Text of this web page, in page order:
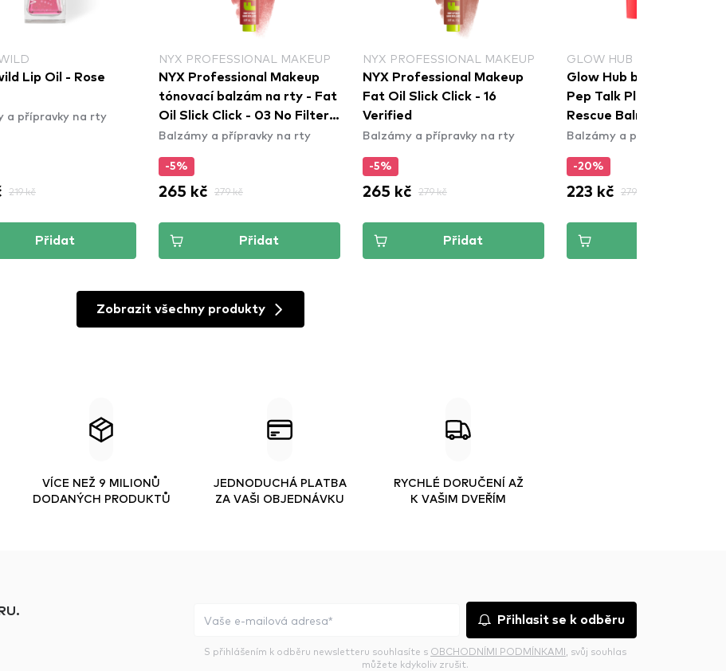
Lip Oil - Rose
a přípravky na rty
219 kč
Přidat
NYX PROFESSIONAL MAKEUP
NYX Professional Makeup
tónovací balzám na rty - Fat
Oil Slick Click - 03 No Filter
Needed
Balzámy a přípravky na rty
-5%
265 kč 279 kč
Přidat
NYX PROFESSIONAL MAKEUP
NYX Professional Makeup
Fat Oil Slick Click - 16
Verified
Balzámy a přípravky na rty
-5%
265 kč 279 kč
Přidat
GLOW HUB
Glow Hub balzám na rty -
Pep Talk Plumping
Rescue Balm - Cranberry
Balzámy a přípravky na rty
-20%
223 kč 279 kč
Zobrazit všechny produkty
VÍCE NEŽ 9 MILIONŮ
DODANÝCH PRODUKTŮ
JEDNODUCHÁ PLATBA
ZA VAŠI OBJEDNÁVKU
RYCHLÉ DORUČENÍ AŽ
K VAŠIM DVEŘÍM
Přihlasit se k odběru
S přihlášením k odběru newsletteru souhlasíte s OBCHODNÍMI PODMÍNKAMI , svůj souhlas
můžete kdykoliv zrušit.